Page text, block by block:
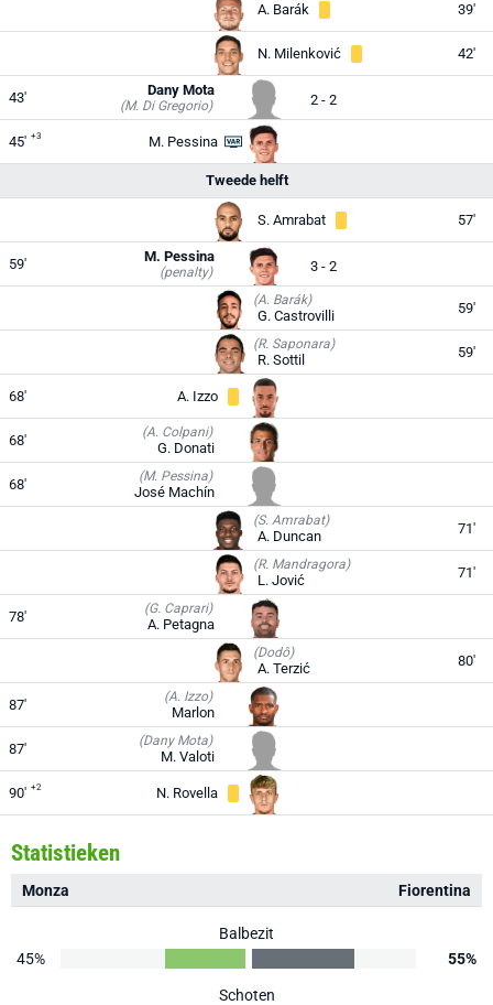
A. Barák 39'
N. Milenković 42'
43' (M. Di Gregorio)
Dany Mota
2 - 2
45' +3 M. Pessina
Tweede helft
S. Amrabat 57'
59' (penalty)
M. Pessina
3 - 2
(A. Barák)
G. Castrovilli 59'
(R. Saponara)
R. Sottil 59'
68' A. Izzo
68' (A. Colpani)
G. Donati
68' (M. Pessina)
José Machín
(S. Amrabat)
A. Duncan 71'
(R. Mandragora)
L. Jović 71'
78' (G. Caprari)
A. Petagna
(Dodô)
A. Terzić 80'
87' (A. Izzo)
Marlon
87' (Dany Mota)
M. Valoti
90' +2 N. Rovella
Statistieken
Monza Fiorentina
Balbezit
45%
55%
Schoten